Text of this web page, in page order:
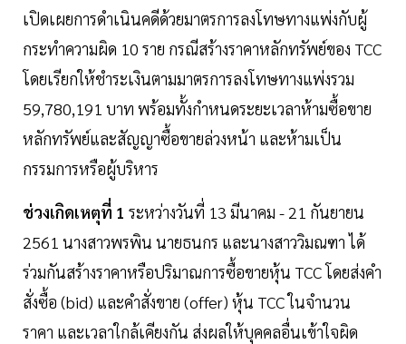
เปิดเผยการดำเนินคดีด้วยมาตรการลงโทษทางแพ่งกับผู้
กระทำความผิด 10 ราย กรณีสร้างราคาหลักทรัพย์ของ TCC
โดยเรียกให้ชำระเงินตามมาตรการลงโทษทางแพ่งรวม
59,780,191 บาท พร้อมทั้งกำหนดระยะเวลาห้ามซื้อขาย
หลักทรัพย์และสัญญาซื้อขายล่วงหน้า และห้ามเป็น
กรรมการหรือผู้บริหาร
ช่วงเกิดเหตุที่ 1 ระหว่างวันที่ 13 มีนาคม - 21 กันยายน
2561 นางสาวพรพิน นายธนกร และนางสาววิมณฑา ได้
ร่วมกันสร้างราคาหรือปริมาณการซื้อขายหุ้น TCC โดยส่งคำ
สั่งซื้อ (bid) และคำสั่งขาย (offer) หุ้น TCC ในจำนวน
ราคา และเวลาใกล้เคียงกัน ส่งผลให้บุคคลอื่นเข้าใจผิด